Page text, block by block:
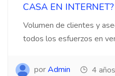
CASA EN INTERNET?
Volumen de clientes y
todos los esfuerzos en
porAdmin 4